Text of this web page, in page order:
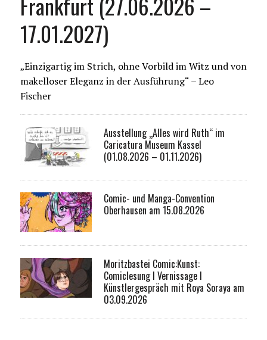
17.01.2027)
„Einzigartig im Strich, ohne Vorbild im Witz und von
makelloser Eleganz in der Ausführung“ – Leo
Fischer
Ausstellung „Alles wird Ruth“ im
Caricatura Museum Kassel
(01.08.2026 – 01.11.2026)
Comic- und Manga-Convention
Oberhausen am 15.08.2026
Moritzbastei Comic:Kunst:
Comiclesung I Vernissage I
Künstlergespräch mit Roya Soraya am
03.09.2026